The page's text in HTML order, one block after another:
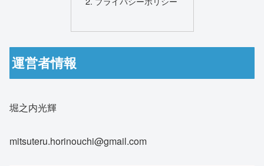
運営者情報
堀之内光輝
mitsuteru.horinouchi@gmail.com